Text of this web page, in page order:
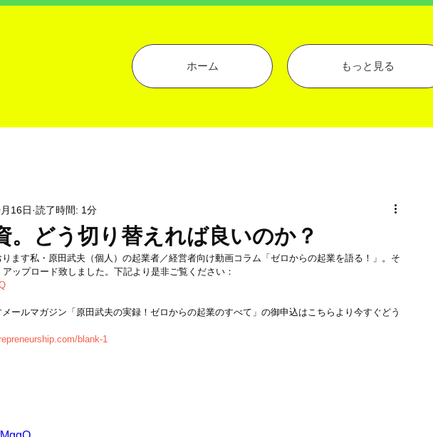
ホーム もっと見る
。どう切り替えれば良いのか？
16日 読了時間: 1分
ます私・原田武夫（個人）の起業者／経営者向け動画コラム「ゼロからの起業を語る！」。そ
ップロード致しました。下記より是非ご覧ください：
ールマガジン「原田武夫の実録！ゼロからの起業のすべて」の御申込はこちらより今すぐどう
blank-1